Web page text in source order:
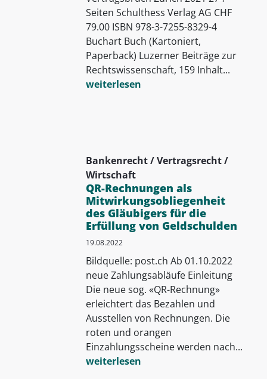
Seiten Schulthess Verlag AG CHF
79.00 ISBN 978-3-7255-8329-4
Buchart Buch (Kartoniert,
Paperback) Luzerner Beiträge zur
Rechtswissenschaft, 159 Inhalt...
weiterlesen
Bankenrecht / Vertragsrecht /
Wirtschaft
QR-Rechnungen als
Mitwirkungsobliegenheit
des Gläubigers für die
Erfüllung von Geldschulden
19.08.2022
Bildquelle: post.ch Ab 01.10.2022
neue Zahlungsabläufe Einleitung
Die neue sog. «QR-Rechnung»
erleichtert das Bezahlen und
Ausstellen von Rechnungen. Die
roten und orangen
Einzahlungsscheine werden nach...
weiterlesen